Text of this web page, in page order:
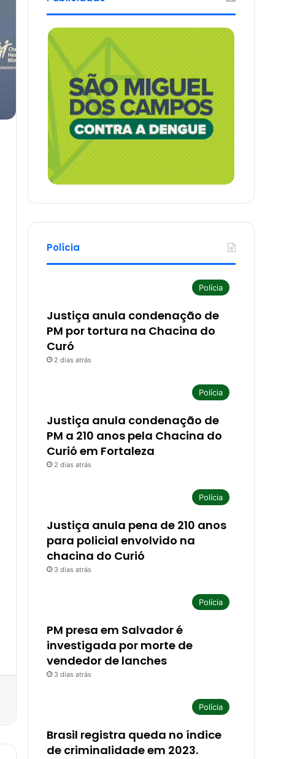
Polícia
Polícia
Justiça anula condenação de
PM por tortura na Chacina do
Curó
2 dias atrás
Polícia
Justiça anula condenação de
PM a 210 anos pela Chacina do
Curió em Fortaleza
2 dias atrás
Polícia
Justiça anula pena de 210 anos
para policial envolvido na
chacina do Curió
3 dias atrás
Polícia
PM presa em Salvador é
investigada por morte de
vendedor de lanches
3 dias atrás
Polícia
Brasil registra queda no índice
de criminalidade em 2023.